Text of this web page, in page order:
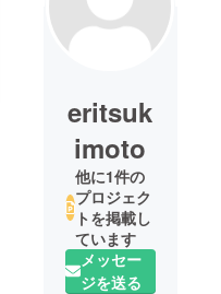
eritsuk
imoto
他に1件の
プロジェク
トを掲載し
ています
メッセー
ジを送る